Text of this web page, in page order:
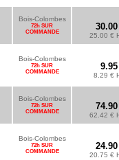
Bois-Colombes
72h SUR
COMMANDE
25.00 €
Bois-Colombes
72h SUR
COMMANDE
8.29 €
Bois-Colombes
72h SUR
COMMANDE
62.42 €
Bois-Colombes
72h SUR
COMMANDE
20.75 €